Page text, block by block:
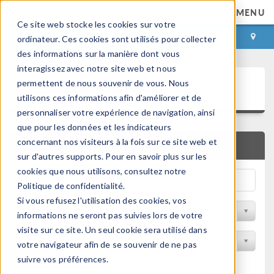
Ce site web stocke les cookies sur votre
ordinateur. Ces cookies sont utilisés pour collecter
des informations sur la manière dont vous
interagissez avec notre site web et nous
permettent de nous souvenir de vous. Nous
utilisons ces informations afin d'améliorer et de
personnaliser votre expérience de navigation, ainsi
que pour les données et les indicateurs
concernant nos visiteurs à la fois sur ce site web et
sur d'autres supports. Pour en savoir plus sur les
cookies que nous utilisons, consultez notre
Politique de confidentialité.
Si vous refusez l'utilisation des cookies, vos
informations ne seront pas suivies lors de votre
visite sur ce site. Un seul cookie sera utilisé dans
votre navigateur afin de se souvenir de ne pas
suivre vos préférences.
MENU
CONNEXION CONTACT
Bibliothèque d'Applications
RECHERCHE RAPIDE
Trier par Discipline
Filtrer par produit